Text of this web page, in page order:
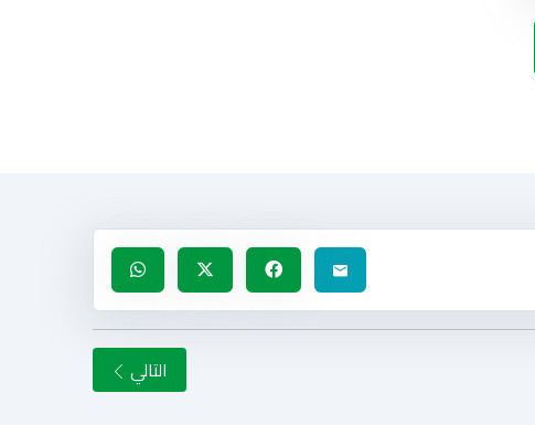
التالي